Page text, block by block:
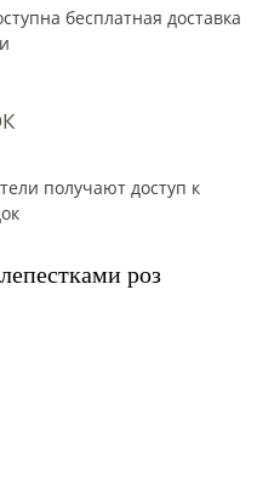
бесплатная доставка
получают доступ к